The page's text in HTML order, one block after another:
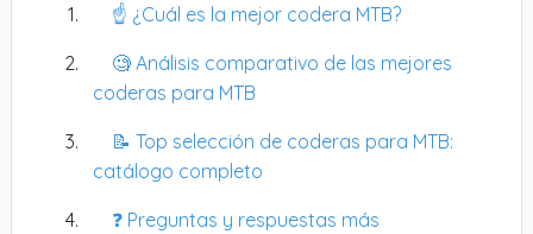
☝️ ¿Cuál es la mejor codera MTB?
🧐 Análisis comparativo de las mejores
coderas para MTB
📝 Top selección de coderas para MTB:
catálogo completo
❓ Preguntas y respuestas más